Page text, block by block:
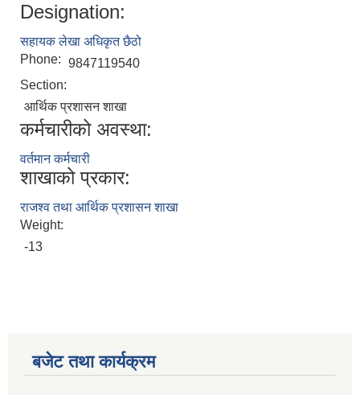
Designation:
सहायक लेखा अधिकृत छैठो
Phone: 9847119540
Section:
आर्थिक प्रशासन शाखा
कर्मचारीको अवस्था:
वर्तमान कर्मचारी
शाखाको प्रकार:
राजश्व तथा आर्थिक प्रशासन शाखा
Weight:
-13
बजेट तथा कार्यक्रम